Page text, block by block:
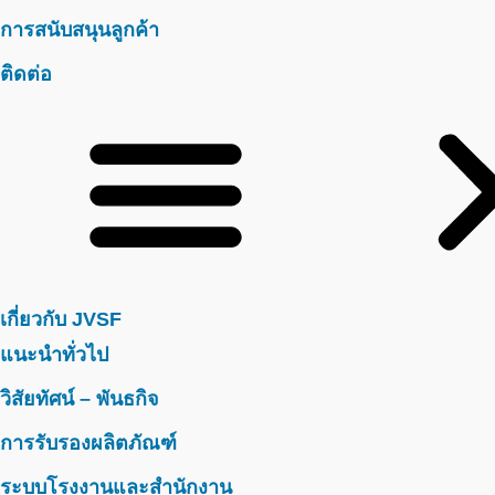
การสนับสนุนลูกค้า
ติดต่อ
เกี่ยวกับ JVSF
แนะนำทั่วไป
วิสัยทัศน์ – พันธกิจ
การรับรองผลิตภัณฑ์
ระบบโรงงานและสำนักงาน